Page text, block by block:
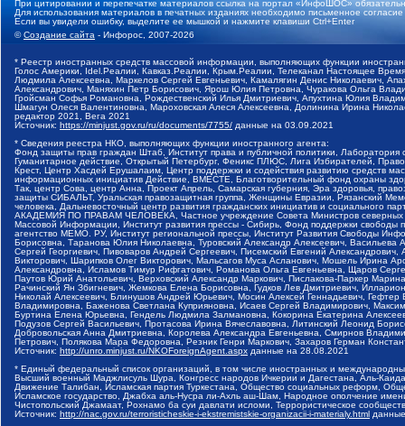
При цитировании и перепечатке материалов ссылка на портал «ИнфоШОС»
Для использования материалов в печатных изданиях необходимо письменное
Если вы увидели ошибку, выделите ее мышкой и нажмите клавиши Ctrl+Enter
©Создание сайта - Инфорос, 2007-2026
* Реестр иностранных средств массовой информации, выполняющих функции
Голос Америки, Idel.Реалии, Кавказ.Реалии, Крым.Реалии, Телеканал Настоящее
Людмила Алексеевна, Маркелов Сергей Евгеньевич, Камалягин Денис Николаевич,
Александрович, Маняхин Петр Борисович, Ярош Юлия Петровна, Чуракова Ольга
Гройсман Софья Романовна, Рождественский Илья Дмитриевич, Апухтина Юлия
Шмагун Олеся Валентиновна, Мароховская Алеся Алексеевна, Долинина Ирина
редактор 2021, Вега 2021
Источник: https://minjust.gov.ru/ru/documents/7755/ данные на 03.09.2021
* Сведения реестра НКО, выполняющих функции иностранного агента:
Фонд защиты прав граждан Штаб, Институт права и публичной политики,
Гуманитарное действие, Открытый Петербург, Феникс ПЛЮС, Лига Избирателей,
Крест, Центр Хасдей Ерушалаим, Центр поддержки и содействия развитию средств
информационных инициатив Действие, ВМЕСТЕ, Благотворительный фонд охраны
Так, центр Сова, центр Анна, Проект Апрель, Самарская губерния, Эра здоровья,
защиты СИБАЛЬТ, Уральская правозащитная группа, Женщины Евразии, Рязанский
человека, Дальневосточный центр развития гражданских инициатив и социального
АКАДЕМИЯ ПО ПРАВАМ ЧЕЛОВЕКА, Частное учреждение Совета Министров северных
Массовой Информации, Институт развития прессы - Сибирь, Фонд поддержки
агентство МЕМО. РУ, Институт региональной прессы, Институт Развития Свободы
Борисовна, Таранова Юлия Николаевна, Туровский Александр Алексеевич,
Сергей Георгиевич, Пивоваров Андрей Сергеевич, Писемский Евгений
Викторович, Шарипков Олег Викторович, Мальсагов Муса Асланович, Мошель Ирина
Александровна, Исламов Тимур Рифгатович, Романова Ольга Евгеньевна, Щаров
Паутов Юрий Анатольевич, Верховский Александр Маркович, Пислакова-Паркер
Рачинский Ян Збигневич, Жемкова Елена Борисовна, Гудков Лев Дмитриевич,
Николай Алексеевич, Блинушов Андрей Юрьевич, Мосин Алексей Геннадьевич,
Владимировна, Баженова Светлана Куприяновна, Исаев Сергей Владимирович,
Буртина Елена Юрьевна, Гендель Людмила Залмановна, Кокорина Екатерина
Подузов Сергей Васильевич, Протасова Ирина Вячеславовна, Литинский Леонид
Добровольская Анна Дмитриевна, Королева Александра Евгеньевна, Смирнов
Петрович, Полякова Мара Федоровна, Резник Генри Маркович, Захаров Герман
Источник: http://unro.minjust.ru/NKOForeignAgent.aspx данные на 28.08.2021
* Единый федеральный список организаций, в том числе иностранных и
Высший военный Маджлисуль Шура, Конгресс народов Ичкерии и Дагестана, Аль-
Движение Талибан, Исламская партия Туркестана, Общество социальных реформ,
Исламское государство, Джабха аль-Нусра ли-Ахль аш-Шам, Народное ополчение
Чистопольский Джамаат, Рохнамо ба суи давлати исломи, Террористическое
Источник: http://nac.gov.ru/terroristicheskie-i-ekstremistskie-organizacii-i-materialy.html